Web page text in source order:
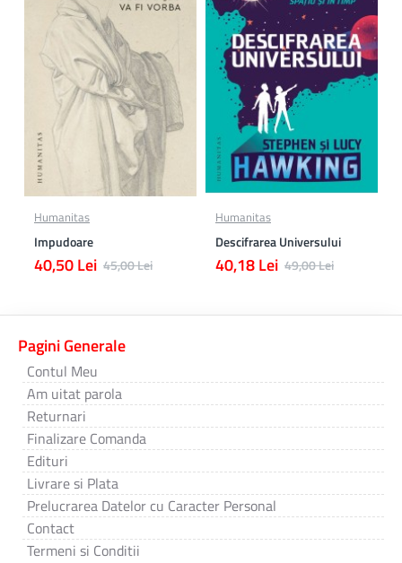
Humanitas
Impudoare
40,50 Lei 45,00 Lei
Humanitas
Descifrarea Universului
40,18 Lei 49,00 Lei
Pagini Generale
Contul Meu
Am uitat parola
Returnari
Finalizare Comanda
Edituri
Livrare si Plata
Prelucrarea Datelor cu Caracter Personal
Contact
Termeni si Conditii